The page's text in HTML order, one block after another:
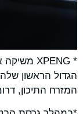
הגדול הראשון
המזרח התיכון,